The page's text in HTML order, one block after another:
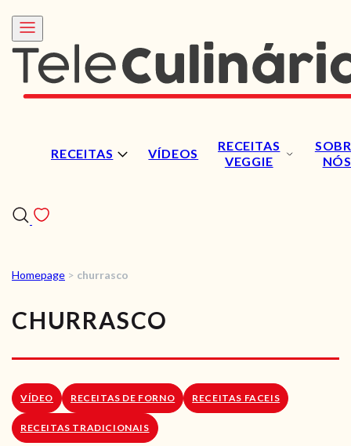
RECEITAS VÍDEOS
RECEITAS
VEGGIE
NÓS
RECEITAS VEGGIE
SOBRE NÓS
LOJA ONLINE
Homepage > churrasco
CHURRASCO
VÍDEO RECEITAS DE FORNO RECEITAS FACEIS
RECEITAS TRADICIONAIS